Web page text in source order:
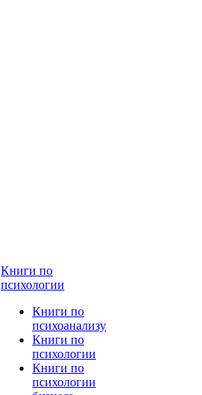
Книги по
психологии
Книги по
психоанализу
Книги по
психологии
Книги по
психологии